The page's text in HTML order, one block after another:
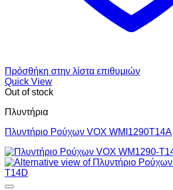
Πρόσθήκη στην λίστα επιθυμιών
Quick View
Out of stock
Πλυντήρια
Πλυντήριο Ρούχων VOX WMI1290T14A